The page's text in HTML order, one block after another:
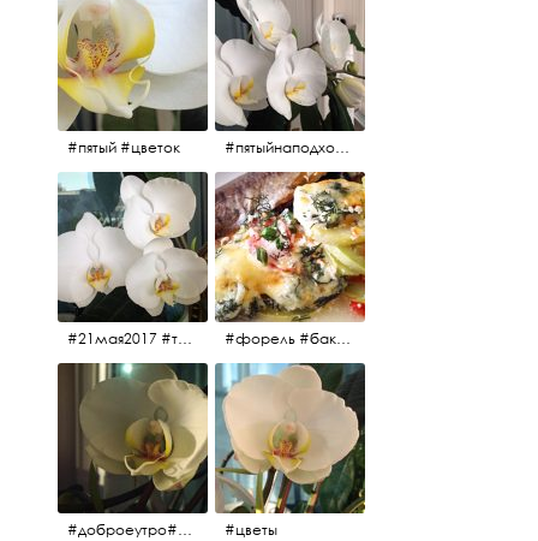
#пятый #цветок #пятыйнаподходе# цветы #весна2017
#21мая2017 #трио #цветы #форель #баклажаны #помидоры #завтрак
#доброеутро#май#солнце#цветы #майсолнцецветы #цветы